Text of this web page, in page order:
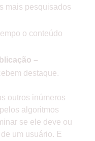
mais pesquisados
o conteúdo
–
destaque.
outros inúmeros
algoritmos
se ele deve ou
um usuário. E